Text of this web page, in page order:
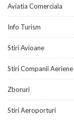
Aviatia Comerciala
Info Turism
Stiri Avioane
Stiri Companii Aeriene
Zboruri
Stiri Aeroporturi